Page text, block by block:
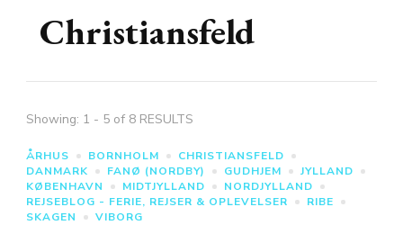
Christiansfeld
Showing: 1 - 5 of 8 RESULTS
ÅRHUS BORNHOLM
CHRISTIANSFELD
DANMARK
FANØ (NORDBY) GUDHJEM
JYLLAND
KØBENHAVN
MIDTJYLLAND
NORDJYLLAND
REJSEBLOG - FERIE, REJSER & OPLEVELSER
RIBE
SKAGEN
VIBORG